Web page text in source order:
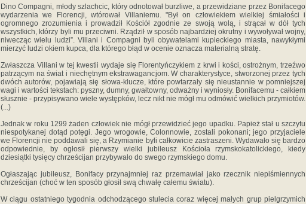
Dino Compagni, młody szlachcic, który odnotował burzliwe, a przewidziane przez Bonifacego
wydarzenia we Florencji, wtórował Villaniemu. "Był on człowiekiem wielkiej śmiałości i
ogromnego zrozumienia i prowadził Kościół zgodnie ze swoją wolą, i strącał w dół tych
wszystkich, którzy byli mu przeciwni. Rządził w sposób najbardziej okrutny i wywoływał wojny,
niwecząc wielu ludzi”. Villani i Compagni byli obywatelami kupieckiego miasta, nawykłymi
mierzyć ludzi okiem kupca, dla którego błąd w ocenie oznacza materialną stratę.
Zwłaszcza Villani w tej kwestii wydaje się Florentyńczykiem z krwi i kości, ostrożnym, trzeźwo
patrzącym na świat i niechętnym ekstrawagancjom. W charakterystyce, stworzonej przez tych
dwóch autorów, pojawiają się słowa-klucze, które powtarzały się nieustannie w pomniejszej
wagi i wartości tekstach: pyszny, dumny, gwałtowny, odważny i wyniosły. Bonifacemu - całkiem
słusznie - przypisywano wiele występków, lecz nikt nie mógł mu odmówić wielkich przymiotów.
(...)
Jednak w roku 1299 żaden człowiek nie mógł przewidzieć jego upadku. Papież stał u szczytu
niespotykanej dotąd potęgi. Jego wrogowie, Colonnowie, zostali pokonani; jego przyjaciele
we Florencji nie poddawali się, a Rzymianie byli całkowicie zastraszeni. Wydawało się bardzo
odpowiednie, by ogłosił pierwszy wielki jubileusz Kościoła rzymskokatolickiego, kiedy
dziesiątki tysięcy chrześcijan przybywało do swego rzymskiego domu.
Ogłaszając jubileusz, Bonifacy przynajmniej raz przemawiał jako rzecznik niepiśmiennych
chrześcijan (choć w ten sposób głosił swą chwałę całemu światu).
W ciągu ostatniego tygodnia odchodzącego stulecia coraz więcej małych grup pielgrzymich